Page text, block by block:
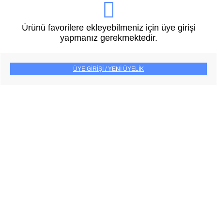
Ürünü favorilere ekleyebilmeniz için üye girişi
yapmanız gerekmektedir.
ÜYE GİRİŞİ / YENİ ÜYELİK